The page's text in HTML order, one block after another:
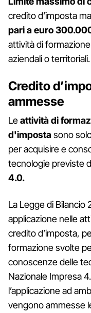
credito d’imposta
pari a euro
attività di
aziendali o territoriali.
Credito
ammesse
Leattività di
d'impostasono
per acquisire e
tecnologie previste
4.0.
La Legge di Bilancio
applicazione nelle
credito d’imposta,
formazione svolte
conoscenze delle
Nazionale Impresa
l’applicazione ad
vengono ammesse